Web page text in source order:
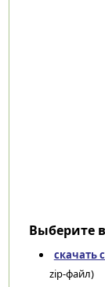
Выберите
скачать
zip-файл)